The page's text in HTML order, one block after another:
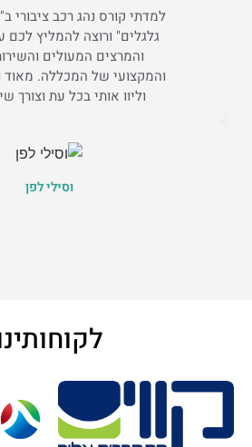
למדתי קורס נהג רכב ציבורי
גלגלים" ורוצה להמליץ
והמרצים המעולים
והמקצועי של המכללה. מאוד
וליוו אותי בכל עת וצורך
וסילי לפן